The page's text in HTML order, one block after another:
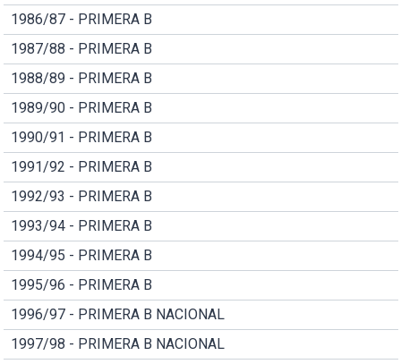
1986/87 - PRIMERA B
1987/88 - PRIMERA B
1988/89 - PRIMERA B
1989/90 - PRIMERA B
1990/91 - PRIMERA B
1991/92 - PRIMERA B
1992/93 - PRIMERA B
1993/94 - PRIMERA B
1994/95 - PRIMERA B
1995/96 - PRIMERA B
1996/97 - PRIMERA B NACIONAL
1997/98 - PRIMERA B NACIONAL